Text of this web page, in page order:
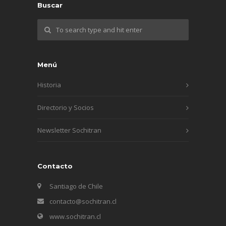
Buscar
Menú
Historia
Directorio y Socios
Newsletter Sochitran
Contacto
Santiago de Chile
contacto@sochitran.cl
www.sochitran.cl